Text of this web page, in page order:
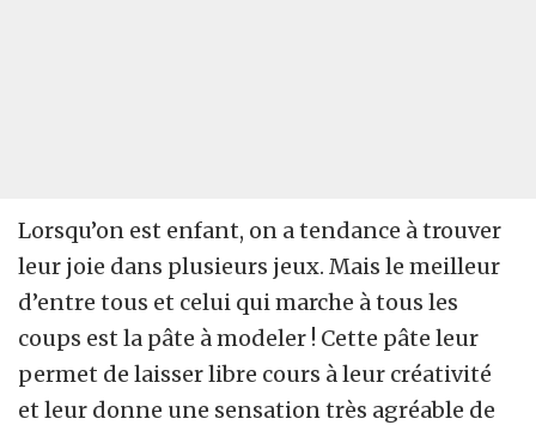
Lorsqu’on est enfant, on a tendance à trouver
leur joie dans plusieurs jeux. Mais le meilleur
d’entre tous et celui qui marche à tous les
coups est la pâte à modeler ! Cette pâte leur
permet de laisser libre cours à leur créativité
et leur donne une sensation très agréable de